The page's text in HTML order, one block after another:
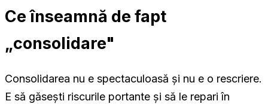
Ce înseamnă de fapt
„consolidare"
Consolidarea nu e spectaculoasă și nu e o rescriere.
E să găsești riscurile portante și să le repari în